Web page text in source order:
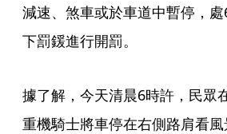
減速、煞車或於車道中暫停，
下罰鍰進行開罰。
據了解，今天清晨6時許，民眾
重機騎士將車停在右側路肩看